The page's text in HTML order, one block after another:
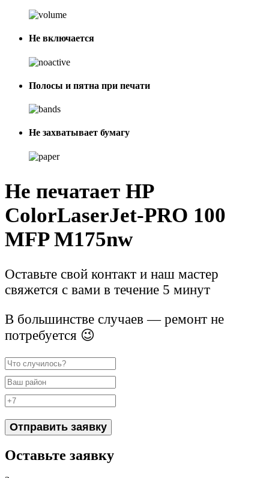
Не включается
Полосы и пятна при печати
Не захватывает бумагу
Не печатает HP
ColorLaserJet-PRO 100
MFP M175nw
Оставьте свой контакт и наш мастер
свяжется с вами в течение 5 минут
В большинстве случаев — ремонт не
потребуется 😉
Отправить заявку
Оставьте заявку